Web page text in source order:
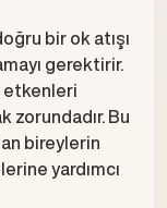
bir ok atışı
gerektirir.
etkenleri
zorundadır. Bu
bireylerin
yardımcı